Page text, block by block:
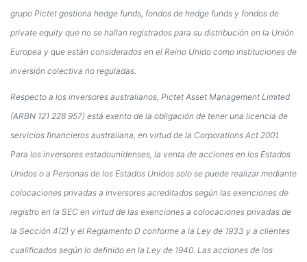
grupo Pictet gestiona hedge funds, fondos de hedge funds y fondos de
private equity que no se hallan registrados para su distribución en la Unión
Europea y que están considerados en el Reino Unido como instituciones de
inversión colectiva no reguladas.
Respecto a los inversores australianos, Pictet Asset Management Limited
(ARBN 121 228 957) está exento de la obligación de tener una licencia de
servicios financieros australiana, en virtud de la Corporations Act 2001.
Para los inversores estadounidenses, la venta de acciones en los Estados
Unidos o a Personas de los Estados Unidos solo se puede realizar mediante
colocaciones privadas a inversores acreditados según las exenciones de
registro en la SEC en virtud de las exenciones a colocaciones privadas de
la Sección 4(2) y el Reglamento D conforme a la Ley de 1933 y a clientes
cualificados según lo definido en la Ley de 1940. Las acciones de los